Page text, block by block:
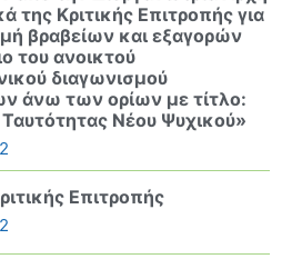
της Κριτικής Επιτροπής για
βραβείων και εξαγορών
του ανοικτού
διαγωνισμού
άνω των ορίων με τίτλο:
Νέου Ψυχικού»
Επιτροπής